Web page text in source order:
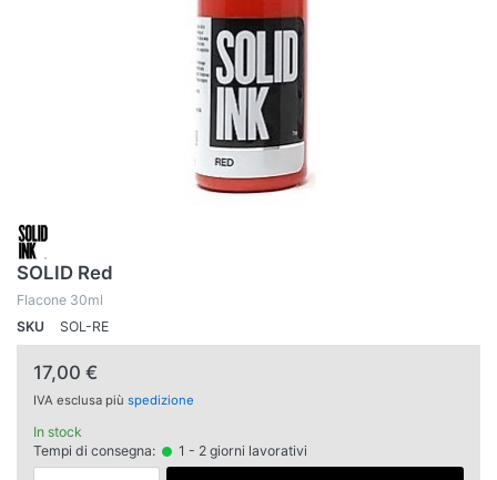
SOLID Red
Flacone 30ml
SKU
SOL-RE
17,00 €
IVA esclusa più spedizione
In stock
Tempi di consegna:
1 - 2 giorni lavorativi